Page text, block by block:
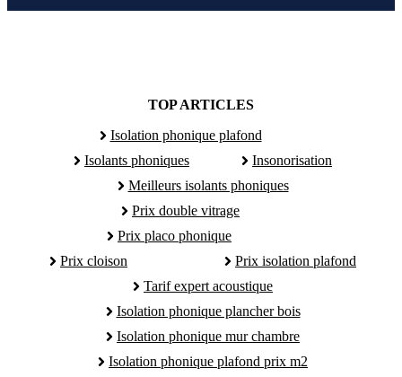
TOP ARTICLES
Isolation phonique plafond
Isolants phoniques
Insonorisation
Meilleurs isolants phoniques
Prix double vitrage
Prix placo phonique
Prix cloison
Prix isolation plafond
Tarif expert acoustique
Isolation phonique plancher bois
Isolation phonique mur chambre
Isolation phonique plafond prix m2